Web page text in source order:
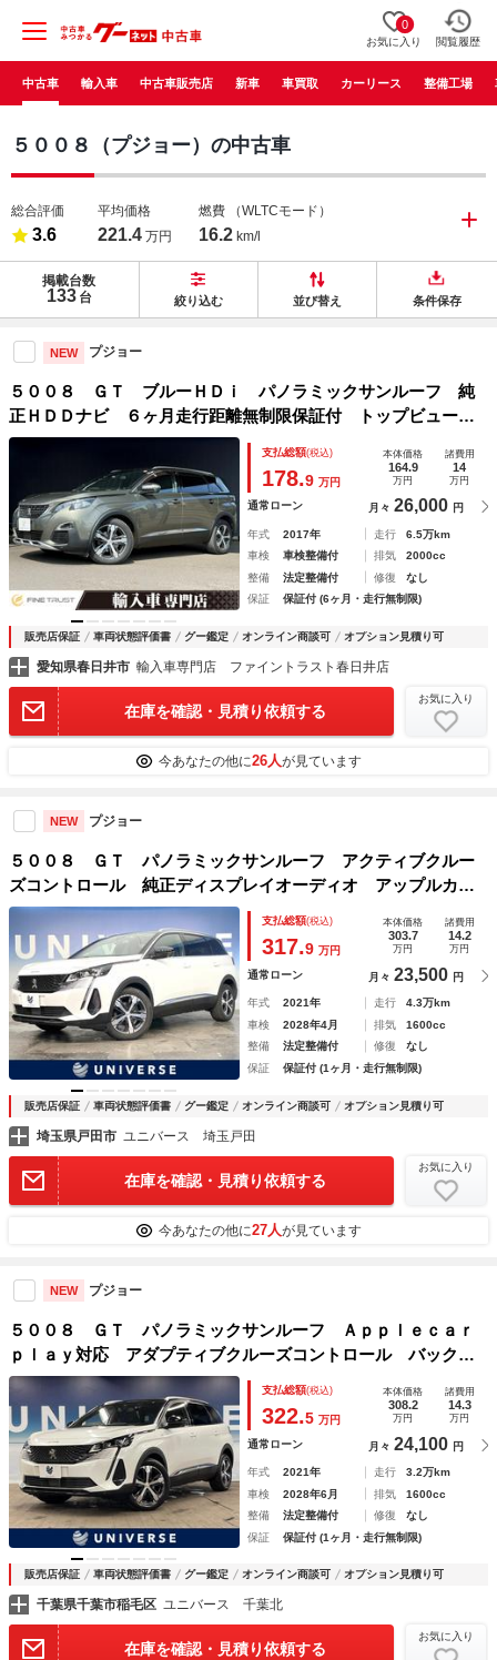
0
お気に入り 閲覧履歴
中古車 輸入車 中古車販売店 新車 車買取 カーリース 整備工場
５００８（プジョー）の中古車
総合評価
3.6
平均価格
221.4 万円
燃費 （WLTCモード）
16.2 km/l
掲載台数
133 台 絞り込む 並び替え 条件保存
NEW プジョー
５００８ ＧＴ ブルーＨＤｉ パノラミックサンルーフ 純
正ＨＤＤナビ ６ヶ月走行距離無制限保証付 トップビューカ
メラ ハーフレザーシート 禁煙車 パワーバックドア ＬＥ
Ｄヘッドライト フルセグＴＶ アダプティブクルーズコント
ロール
支払総額(税込)
178.9 万円
本体価格
164.9
万円
諸費用
14
万円
通常ローン 月々 26,000 円
年式 2017年 走行
6.5万km
車検
車検整備付 排気
2000cc
整備
法定整備付 修復
なし
保証
保証付 (6ヶ月・走行無制限)
販売店保証 車両状態評価書 グー鑑定 オンライン商談可 オプション見積り可
愛知県春日井市 輸入車専門店 ファイントラスト春日井店
在庫を確認・見積り依頼する
お気に入り
今あなたの他に26人が見ています
NEW プジョー
５００８ ＧＴ パノラミックサンルーフ アクティブクルー
ズコントロール 純正ディスプレイオーディオ アップルカー
プレイ ３列シート 禁煙車 前席シートヒーター 前席パワ
ーシート ＬＥＤヘッドライト 後期モデル
支払総額(税込)
317.9 万円
本体価格
303.7
万円
諸費用
14.2
万円
通常ローン 月々 23,500 円
年式 2021年 走行
4.3万km
車検
2028年4月 排気
1600cc
整備
法定整備付 修復
なし
保証
保証付 (1ヶ月・走行無制限)
販売店保証 車両状態評価書 グー鑑定 オンライン商談可 オプション見積り可
埼玉県戸田市 ユニバース 埼玉戸田
在庫を確認・見積り依頼する
お気に入り
今あなたの他に27人が見ています
NEW プジョー
５００８ ＧＴ パノラミックサンルーフ Ａｐｐｌｅｃａｒ
ｐｌａｙ対応 アダプティブクルーズコントロール バックカ
メラ ブラインドスポットモニター ハーフレザーシート シ
ートヒーター パワーシート パワーバックドア
支払総額(税込)
322.5 万円
本体価格
308.2
万円
諸費用
14.3
万円
通常ローン 月々 24,100 円
年式 2021年 走行
3.2万km
車検
2028年6月 排気
1600cc
整備
法定整備付 修復
なし
保証
保証付 (1ヶ月・走行無制限)
販売店保証 車両状態評価書 グー鑑定 オンライン商談可 オプション見積り可
千葉県千葉市稲毛区 ユニバース 千葉北
在庫を確認・見積り依頼する
お気に入り